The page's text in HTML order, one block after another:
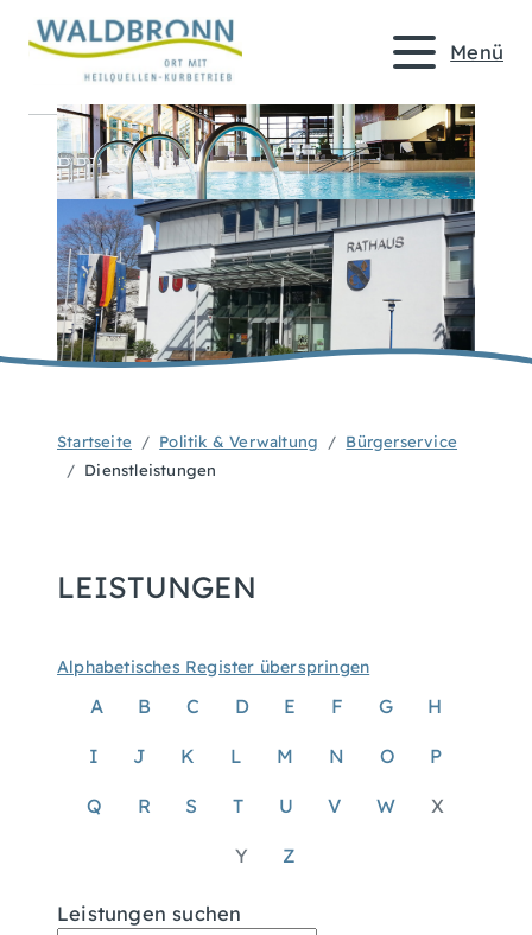
Menü
Startseite Politik & Verwaltung
Bürgerservice
Dienstleistungen
LEISTUNGEN
Alphabetisches Register überspringen
A B C D E F G H
I J K L M N O P
Q R S T U V W X
Y Z
Leistungen suchen